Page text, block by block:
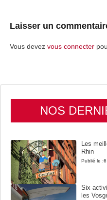
Laisser un
Vous devez vous connecter
NOS
Les
Rhin
Publié le :
Six
les